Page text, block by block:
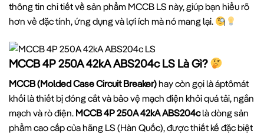
thông tin chi tiết về sản phẩm MCCB LS này, giúp bạn hiểu rõ
hơn về đặc tính, ứng dụng và lợi ích mà nó mang lại.
MCCB 4P 250A 42kA ABS204c LS Là Gì?
MCCB (Molded Case Circuit Breaker)hay còn gọi là áptômát
khối là thiết bị đóng cắt và bảo vệ mạch điện khỏi quá tải, ngắn
mạch và rò điện. MCCB 4P 250A 42kA ABS204clà dòng sản
phẩm cao cấp của hãng LS (Hàn Quốc), được thiết kế đặc biệt